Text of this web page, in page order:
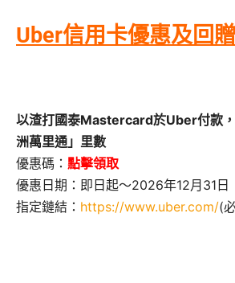
Uber信用卡優惠及回贈
以渣打國泰Mastercard於Uber付款
洲萬里通」里數
優惠碼： 點擊領取
優惠日期：即日起～2026年12月31日
指定鏈結： https://www.uber.com/(